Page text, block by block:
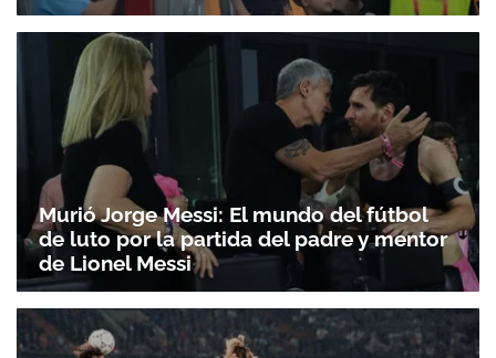
Murió Jorge Messi: El mundo del fútbol
de luto por la partida del padre y mentor
de Lionel Messi